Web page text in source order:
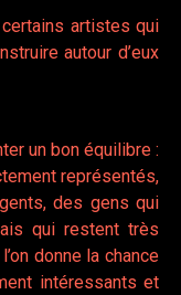
certains artistes qui
autour d’eux
un bon équilibre :
représentés,
des gens qui
qui restent très
donne la chance
intéressants et